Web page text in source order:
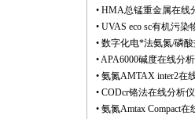
• HMA总锰重金属在线
• UVAS eco sc有机污染
• 数字化电*法氨氮/磷
•APA6000碱度在线分
• 氨氮AMTAX inter2在
• CODcr铬法在线分析
• 氨氮Amtax Compact在